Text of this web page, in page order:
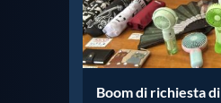
Boom di richiesta di